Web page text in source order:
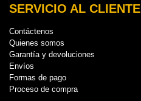
SERVICIO AL CLIENTE
Contáctenos
Quienes somos
Garantía y devoluciones
Envíos
Formas de pago
Proceso de compra